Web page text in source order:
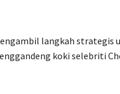
langkah strategis
koki selebriti